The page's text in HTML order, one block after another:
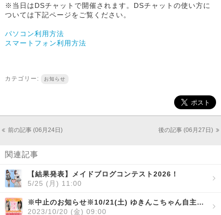
※当日はDSチャットで開催されます。DSチャットの使い方に
ついては下記ページをご覧ください。
パソコン利用方法
スマートフォン利用方法
カテゴリー: お知らせ
前の記事 (06月24日) 後の記事 (06月27日)
関連記事
【結果発表】メイドブログコンテスト2026！
5/25 (月) 11:00
※中止のお知らせ※10/21(土) ゆきんこちゃん自主企画【ゆきんこをもっともっと知ってください】開催！
2023/10/20 (金) 09:00